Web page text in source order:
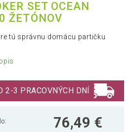
SET OCEAN
ŽETÓNOV
tú správnu domácu partičku
2-3 PRACOVNÝCH DNÍ
76,49 €